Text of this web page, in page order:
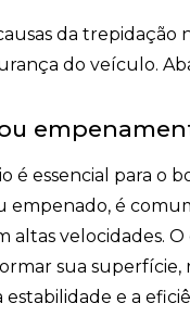
da
do veículo.
é essencial para o
empenado, é
altas velocidades.
sua superfície,
e a